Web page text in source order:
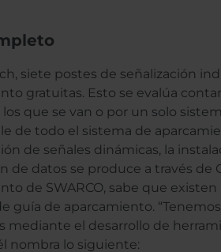
siete postes de señalización
gratuitas. Esto se evalúa
que se van o por un solo
de todo el sistema de
de señales dinámicas, la
de datos se produce a través de
de SWARCO, sabe que
guía de aparcamiento.
mediante el desarrollo de
nombra lo siguiente: